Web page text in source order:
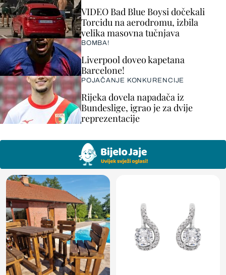
VIDEO Bad Blue Boysi dočekali
Torcidu na aerodromu, izbila
velika masovna tučnjava
BOMBA!
Liverpool doveo kapetana
Barcelone!
POJAČANJE KONKURENCIJE
Rijeka dovela napadača iz
Bundeslige, igrao je za dvije
reprezentacije